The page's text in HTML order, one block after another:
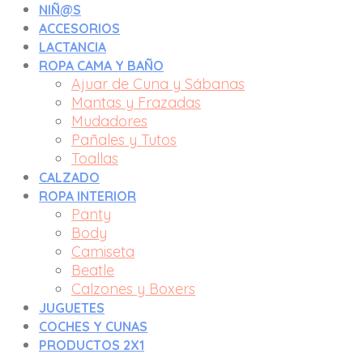
NIÑ@S
ACCESORIOS
LACTANCIA
ROPA CAMA Y BAÑO
Ajuar de Cuna y Sábanas
Mantas y Frazadas
Mudadores
Pañales y Tutos
Toallas
CALZADO
ROPA INTERIOR
Panty
Body
Camiseta
Beatle
Calzones y Boxers
JUGUETES
COCHES Y CUNAS
PRODUCTOS 2X1